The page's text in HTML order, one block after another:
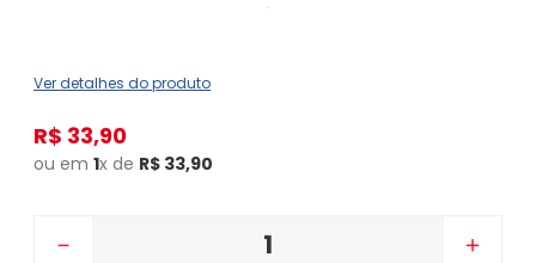
Ver detalhes do produto
R$ 33,90
ou em 1x de R$ 33,90
＋
－